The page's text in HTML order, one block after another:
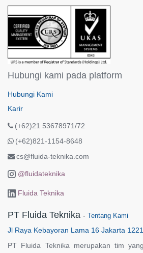
Hubungi kami pada platform
Hubungi Kami
Karir
(+62)21 53678971/72
(+62)821-1154-8648
cs@fluida-teknika.com
@fluidateknika
Fluida Teknika
PT Fluida Teknika - Tentang Kami
Jl Raya Kebayoran Lama 16 Jakarta
PT Fluida Teknika merupakan tim